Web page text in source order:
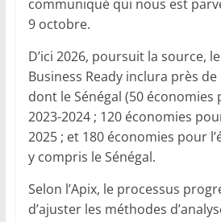
communiqué qui nous est
9 octobre.
D’ici 2026, poursuit la source,
Business Ready inclura près
dont le Sénégal (50 économies
2023-2024 ; 120 économies
2025 ; et 180 économies pour
y compris le Sénégal.
Selon l’Apix, le processus
d’ajuster les méthodes